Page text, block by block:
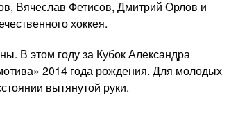
Вячеслав Фетисов, Дмитрий Орлов и
хоккея.
В этом году за Кубок Александра
2014 года рождения. Для молодых
вытянутой руки.